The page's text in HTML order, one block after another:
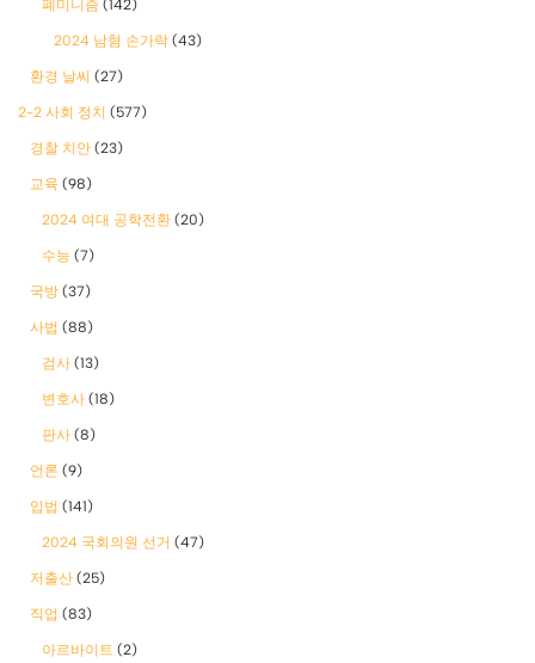
폐미니즘 (142)
2024 남혐 손가락 (43)
환경 날씨 (27)
2-2 사회 정치 (577)
경찰 치안 (23)
교육 (98)
2024 여대 공학전환 (20)
수능 (7)
국방 (37)
사법 (88)
검사 (13)
변호사 (18)
판사 (8)
언론 (9)
입법 (141)
2024 국회의원 선거 (47)
저출산 (25)
직업 (83)
아르바이트 (2)